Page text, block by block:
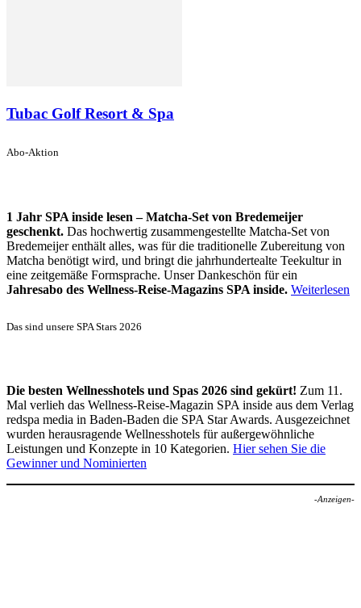
Tubac Golf Resort & Spa
Abo-Aktion
1 Jahr SPA inside lesen – Matcha-Set von Bredemeijer
geschenkt. Das hochwertig zusammengestellte Matcha-Set von
Bredemeijer enthält alles, was für die traditionelle Zubereitung von
Matcha benötigt wird, und bringt die jahrhundertealte Teekultur in
eine zeitgemäße Formsprache. Unser Dankeschön für ein
Jahresabo des Wellness-Reise-Magazins SPA inside. Weiterlesen
Das sind unsere SPA Stars 2026
Die besten Wellnesshotels und Spas 2026 sind gekürt! Zum 11.
Mal verlieh das Wellness-Reise-Magazin SPA inside aus dem Verlag
redspa media in Baden-Baden die SPA Star Awards. Ausgezeichnet
wurden herausragende Wellnesshotels für außergewöhnliche
Leistungen und Konzepte in 10 Kategorien. Hier sehen Sie die
Gewinner und Nominierten
-Anzeigen-